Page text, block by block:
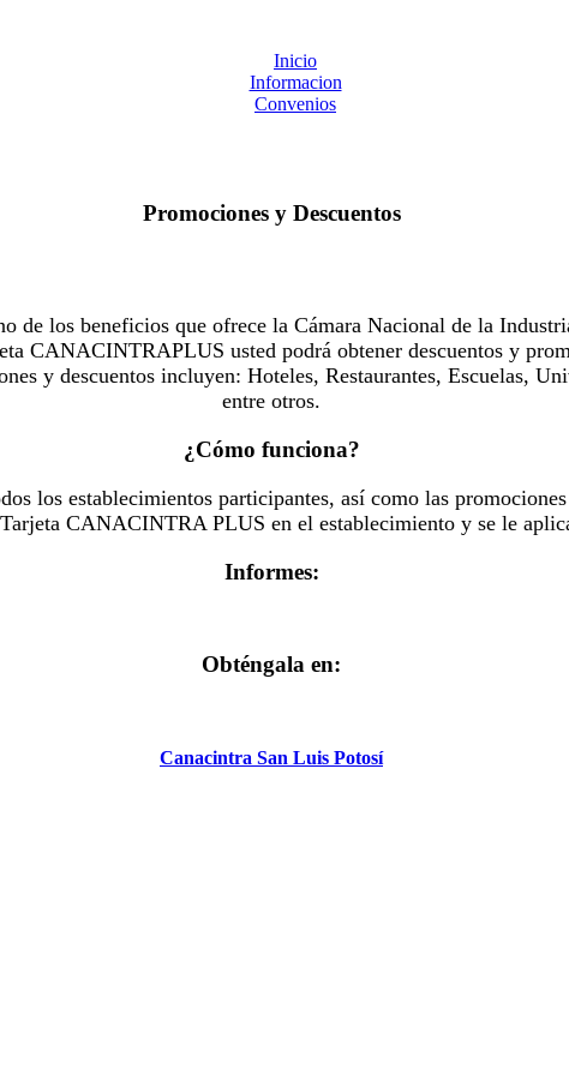
Inicio
Informacion
Convenios
Promociones y Descuentos
los beneficios que ofrece la Cámara Nacional de la
CANACINTRAPLUS usted podrá obtener descuentos y
y descuentos incluyen: Hoteles, Restaurantes, Escuelas,
entre otros.
¿Cómo funciona?
los establecimientos participantes, así como las
Tarjeta CANACINTRA PLUS en el establecimiento y se le
Informes:
Obténgala en:
Canacintra San Luis Potosí